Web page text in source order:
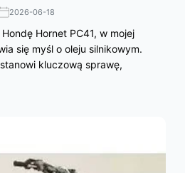
2026-06-18
Hornet PC41, w mojej
się myśl o oleju silnikowym.
kluczową sprawę,